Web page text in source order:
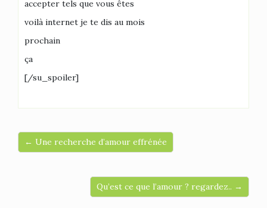
accepter tels que vous êtes
voilà internet je te dis au mois
prochain
ça
[/su_spoiler]
← Une recherche d’amour effrénée
Qu’est ce que l’amour ? regardez.. →